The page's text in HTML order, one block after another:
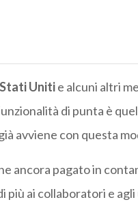
Unitie alcuni altri
di punta è
avviene con questa
ancora pagato in
più ai collaboratori e